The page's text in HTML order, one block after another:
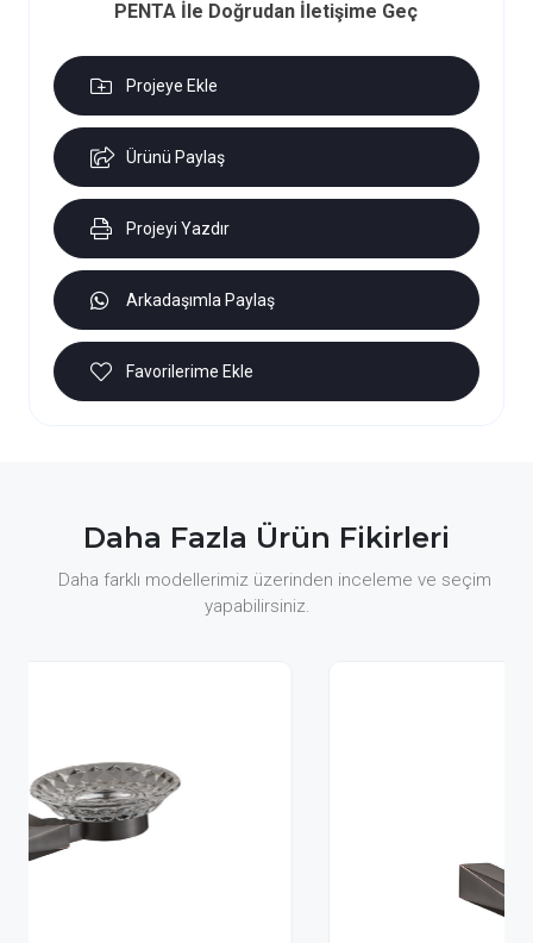
PENTA İle Doğrudan İletişime Geç
Projeye Ekle
Ürünü Paylaş
Projeyi Yazdır
Arkadaşımla Paylaş
Favorilerime Ekle
Daha Fazla Ürün Fikirleri
Daha farklı modellerimiz üzerinden inceleme ve seçim
yapabilirsiniz.